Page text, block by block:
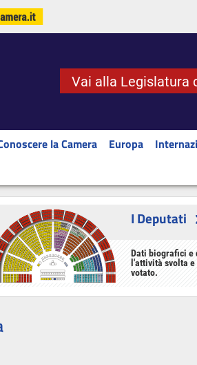
Vai alla Legislatura
la Camera Europa
I Deputati
Dati biografici e
l'attività svolta e
votato.